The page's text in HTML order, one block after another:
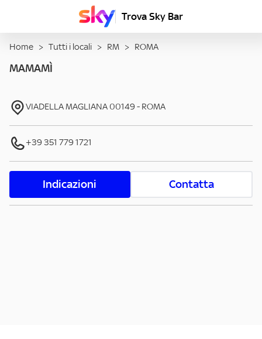
Trova Sky Bar
Home > Tutti i locali > RM > ROMA
MAMAMÌ
VIADELLA MAGLIANA 00149 - ROMA
+39 351 779 1721
Indicazioni Contatta